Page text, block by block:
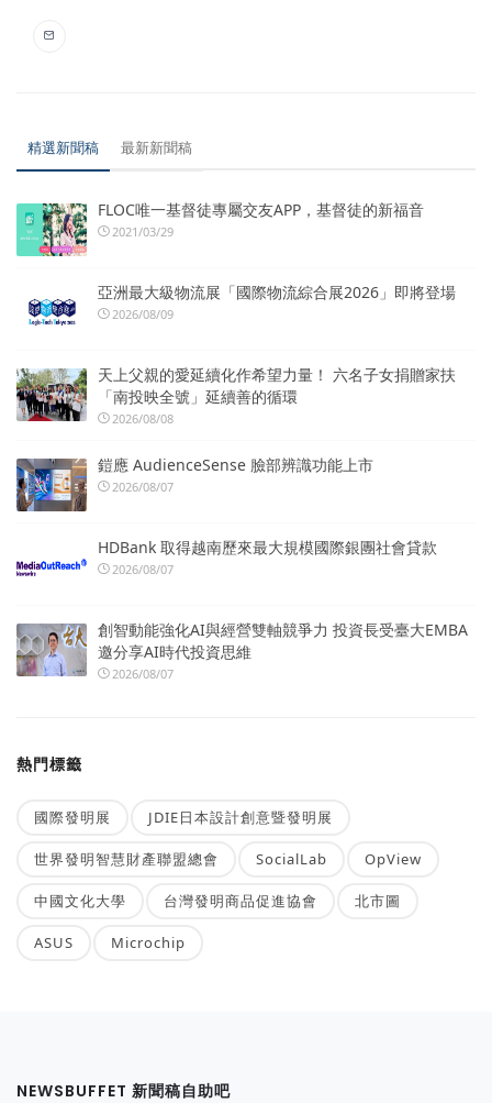
精選新聞稿 最新新聞稿
FLOC唯一基督徒專屬交友APP，基督徒的新福音
2021/03/29
亞洲最大級物流展「國際物流綜合展2026」即將登場
2026/08/09
天上父親的愛延續化作希望力量！ 六名子女捐贈家扶
「南投映全號」延續善的循環
2026/08/08
鎧應 AudienceSense 臉部辨識功能上市
2026/08/07
HDBank 取得越南歷來最大規模國際銀團社會貸款
2026/08/07
創智動能強化AI與經營雙軸競爭力 投資長受臺大EMBA
邀分享AI時代投資思維
2026/08/07
熱門標籤
國際發明展 JDIE日本設計創意暨發明展
世界發明智慧財產聯盟總會 SocialLab OpView
中國文化大學 台灣發明商品促進協會 北市圖
ASUS Microchip
NEWSBUFFET 新聞稿自助吧